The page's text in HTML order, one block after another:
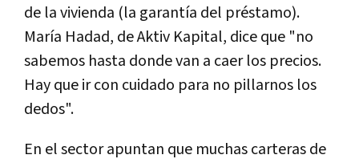
de la vivienda (la garantí­a del préstamo).
Marí­a Hadad, de Aktiv Kapital, dice que "no
sabemos hasta donde van a caer los precios.
Hay que ir con cuidado para no pillarnos los
dedos".
En el sector apuntan que muchas carteras de